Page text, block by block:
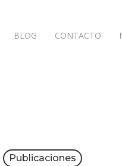
BLOG CONTACTO
Publicaciones